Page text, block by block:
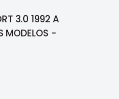
3.0 1992 A
MODELOS -